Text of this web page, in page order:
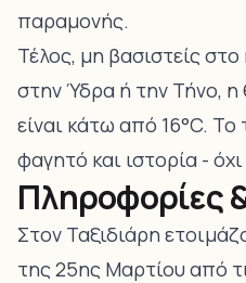
παραμονής.
Τέλος, μη βασιστείς
στην Ύδρα ή την Τήνο,
είναι κάτω από 16°C. Το
φαγητό και ιστορία -
Πληροφορίες
Στον Ταξιδιάρη
της 25ης Μαρτίου από